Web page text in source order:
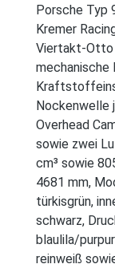
Porsche Typ
Kremer
Viertakt-Otto
mechanische
Nockenwelle
Overhead
sowie zwei
cm³ sowie
4681 mm,
türkisgrün,
schwarz,
blaulila/
reinweiß